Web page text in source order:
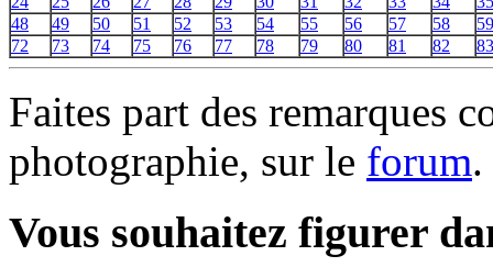
48
49 50 51 52 53 54 55 56 57 58
59
72
73 74 75 76 77 78 79 80 81 82 83
Faites part des remarques
photographie, sur le forum.
Vous souhaitez figurer